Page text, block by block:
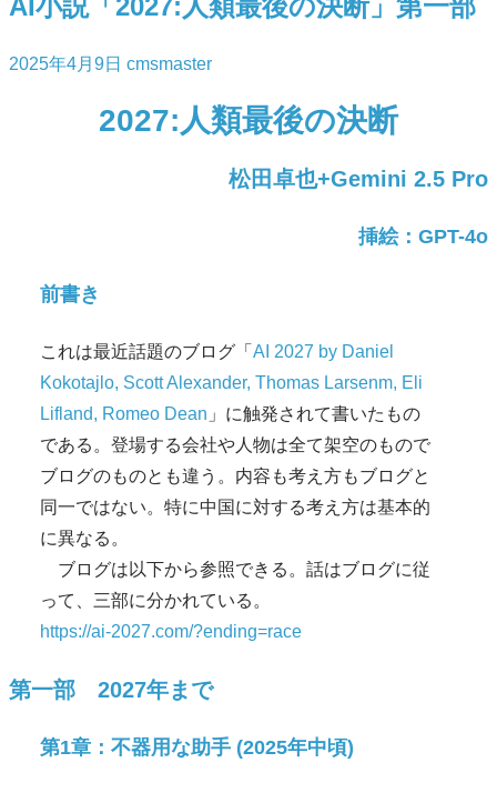
2025年4月9日 cmsmaster
2027:人類最後の決断
松田卓也+Gemini 2.5 Pro
挿絵：GPT-4o
前書き
これは最近話題のブログ「 AI 2027 by Daniel
Kokotajlo, Scott Alexander, Thomas Larsenm, Eli
Lifland, Romeo Dean 」に触発されて書いたもの
である。登場する会社や人物は全て架空のもので
ブログのものとも違う。内容も考え方もブログと
同一ではない。特に中国に対する考え方は基本的
に異なる。
ブログは以下から参照できる。話はブログに従
って、三部に分かれている。
https://ai-2027.com/?ending=race
第一部 2027年まで
第1章：不器用な助手 (2025年中頃)